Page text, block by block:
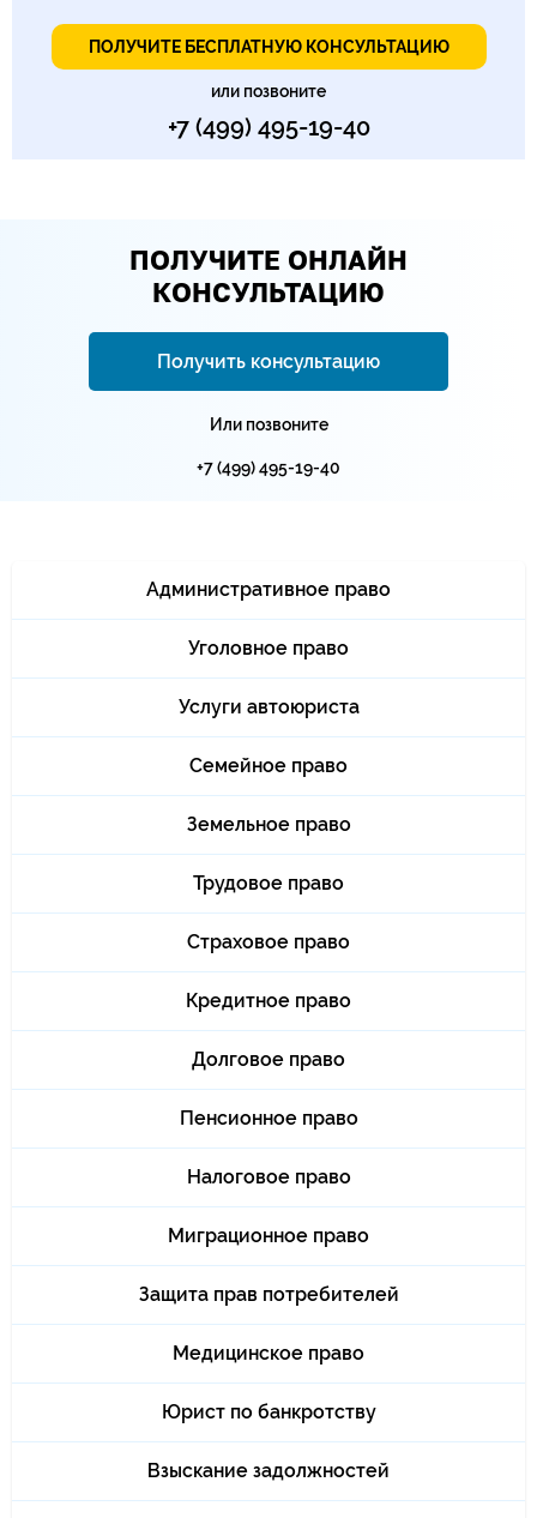
ПОЛУЧИТЕ БЕСПЛАТНУЮ КОНСУЛЬТАЦИЮ
или позвоните
+7 (499) 495-19-40
ПОЛУЧИТЕ ОНЛАЙН
КОНСУЛЬТАЦИЮ
Получить консультацию
Или позвоните
+7 (499) 495-19-40
Административное право
Уголовное право
Услуги автоюриста
Семейное право
Земельное право
Трудовое право
Страховое право
Кредитное право
Долговое право
Пенсионное право
Налоговое право
Миграционное право
Защита прав потребителей
Медицинское право
Юрист по банкротству
Взыскание задолжностей